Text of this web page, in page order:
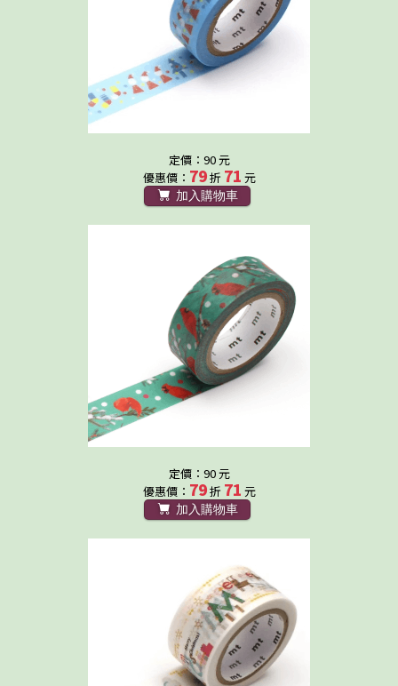
定價：90 元
優惠價： 79折 71 元
加入購物車
定價：90 元
優惠價： 79折 71 元
加入購物車